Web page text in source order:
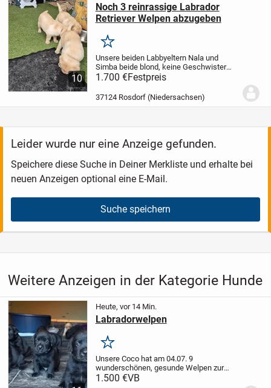
10
Noch 3 reinrassige Labrador
Retriever Welpen abzugeben
Merken
Unsere beiden Labbyeltern Nala und
Simba beide blond, keine Geschwister
und von verschiedenen Züchtern haben
Anfang Juli süße Welpen bekommen.
Mädels und 4 RüdenSie wachsen mit uns
in den...
1.700 €Festpreis
37124 Rosdorf (Niedersachsen)
Leider wurde nur eine Anzeige gefunden.
Speichere diese Suche in Deiner Merkliste und erhalte bei
neuen Anzeigen optional eine E-Mail.
Suche speichern
Weitere Anzeigen in der Kategorie Hunde
Heute, vor 14 Min.
Labradorwelpen
Merken
Unsere Coco hat am 04.07. 9
wunderschönen, gesunde Welpen zur
Welt gebracht. Es suchen noch 2
1.500 €VB